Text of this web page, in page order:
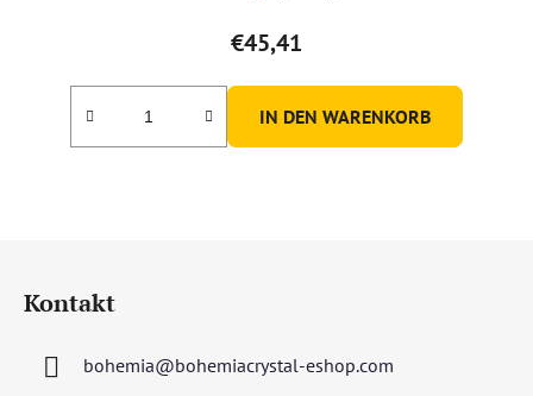
€45,41
IN DEN WARENKORB
Kontakt
bohemia@bohemiacrystal-eshop.com